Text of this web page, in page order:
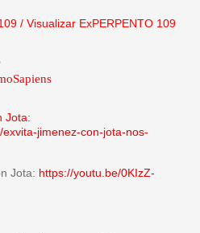
/ Visualizar ExPERPENTO 109
Jota:
jimenez-con-jota-nos-
Jota: https://youtu.be/0KIzZ-